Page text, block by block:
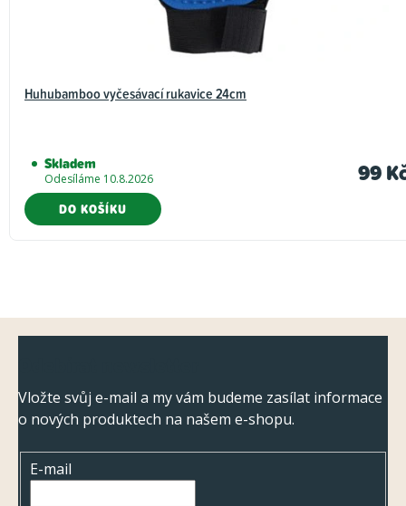
Huhubamboo vyčesávací rukavice 24cm
Skladem
Odesíláme 10.8.2026 99
DO KOŠÍKU
Vložte svůj e-mail a my vám budeme zasílat informace
o nových produktech na našem e-shopu.
E-mail